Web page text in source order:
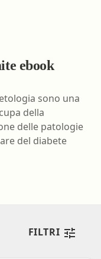
ebook
sono una
della
delle patologie
del diabete
FILTRI